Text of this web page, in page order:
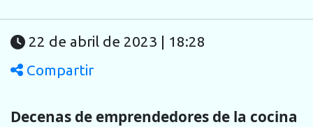
22 de abril de 2023 | 18:28
Compartir
Decenas de emprendedores de la cocina